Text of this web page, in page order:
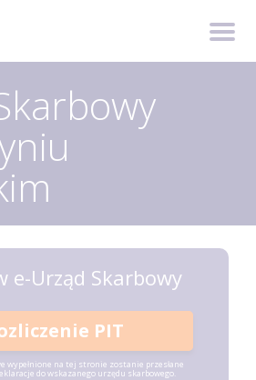
e-Urząd Skarbowy
PIT
wypełnione na tej stronie zostanie przesłane
do wskazanego urzędu skarbowego.